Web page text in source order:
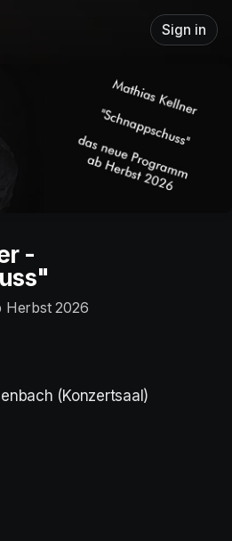
Sign in
-
Herbst 2026
(Konzertsaal)